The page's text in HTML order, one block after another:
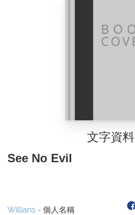
文字資料
See No Evil
Willians - 個人名稱